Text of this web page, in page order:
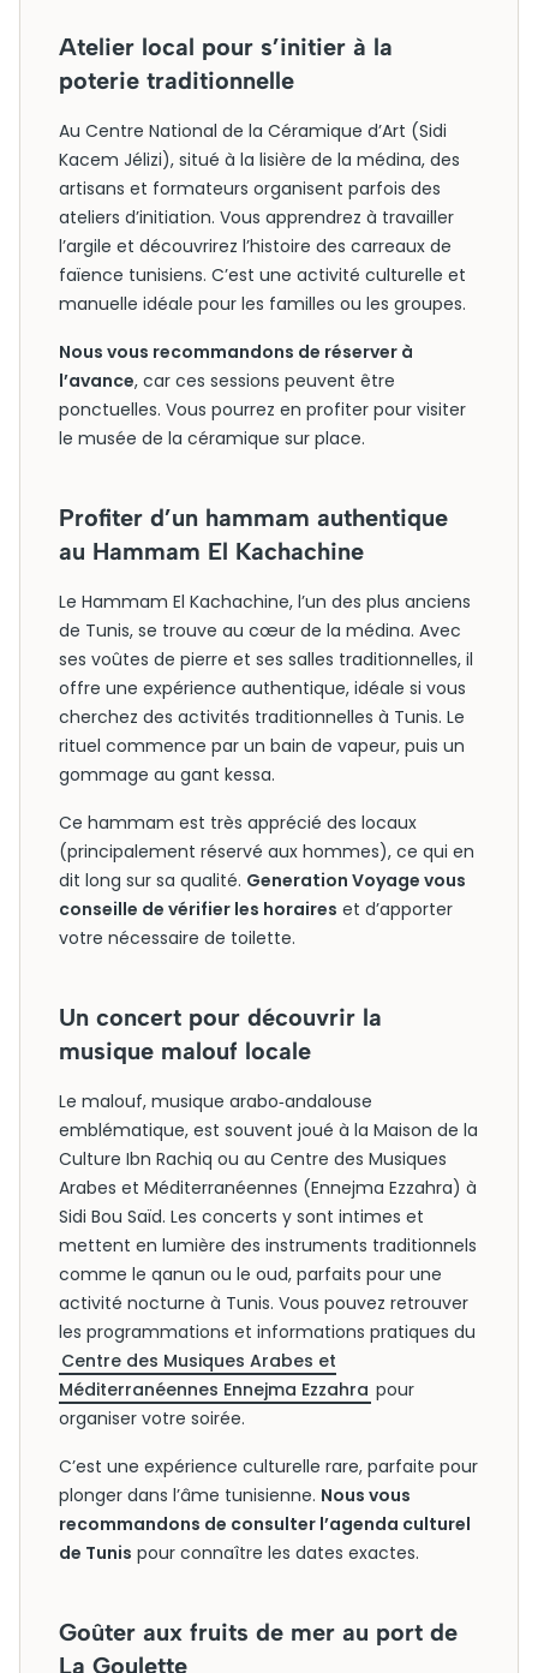
Atelier local pour s’initier à la
poterie traditionnelle
Au Centre National de la Céramique d’Art (Sidi
Kacem Jélizi), situé à la lisière de la médina, des
artisans et formateurs organisent parfois des
ateliers d’initiation. Vous apprendrez à travailler
l’argile et découvrirez l’histoire des carreaux de
faïence tunisiens. C’est une activité culturelle et
manuelle idéale pour les familles ou les groupes.
Nous vous recommandons de réserver à
l’avance, car ces sessions peuvent être
ponctuelles. Vous pourrez en profiter pour visiter
le musée de la céramique sur place.
Profiter d’un hammam authentique
au Hammam El Kachachine
Le Hammam El Kachachine, l’un des plus anciens
de Tunis, se trouve au cœur de la médina. Avec
ses voûtes de pierre et ses salles traditionnelles, il
offre une expérience authentique, idéale si vous
cherchez des activités traditionnelles à Tunis. Le
rituel commence par un bain de vapeur, puis un
gommage au gant kessa.
Ce hammam est très apprécié des locaux
(principalement réservé aux hommes), ce qui en
dit long sur sa qualité. Generation Voyage vous
conseille de vérifier les horaires et d’apporter
votre nécessaire de toilette.
Un concert pour découvrir la
musique malouf locale
Le malouf, musique arabo‑andalouse
emblématique, est souvent joué à la Maison de la
Culture Ibn Rachiq ou au Centre des Musiques
Arabes et Méditerranéennes (Ennejma Ezzahra) à
Sidi Bou Saïd. Les concerts y sont intimes et
mettent en lumière des instruments traditionnels
comme le qanun ou le oud, parfaits pour une
activité nocturne à Tunis. Vous pouvez retrouver
les programmations et informations pratiques du
Centre des Musiques Arabes et
Méditerranéennes Ennejma Ezzahra pour
organiser votre soirée.
C’est une expérience culturelle rare, parfaite pour
plonger dans l’âme tunisienne. Nous vous
recommandons de consulter l’agenda culturel
de Tunis pour connaître les dates exactes.
Goûter aux fruits de mer au port de
La Goulette